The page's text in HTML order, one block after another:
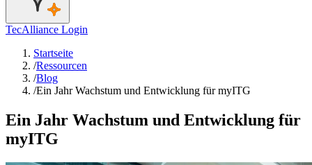
TecAlliance Login
Startseite
/Ressourcen
/Blog
/Ein Jahr Wachstum und Entwicklung für myITG
Ein Jahr Wachstum und Entwicklung für
myITG